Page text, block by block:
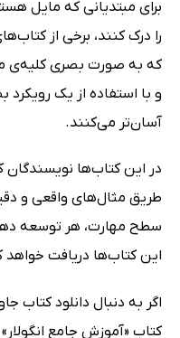
برای مبتدیانی که مایل
که به صورت بصری کلیه‌ی
آسان‌تر می‌کنند.
در این کتاب‌ها نویسندگان
طریق مثال‌های واقعی و
این کتاب‌ها دریافت خواهد
اگر به دنبال دانلود کتاب
کتاب «آموزش جامع